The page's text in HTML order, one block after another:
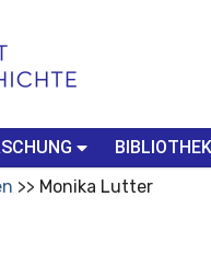
BIBLIOTHEK
Monika Lutter